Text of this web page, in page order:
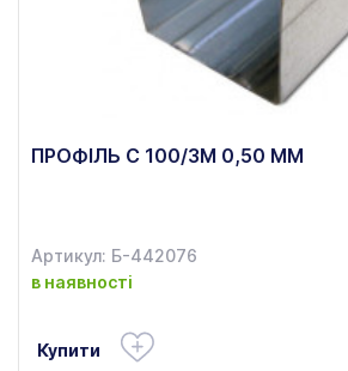
ПРОФІЛЬ C 100/3М 0,50 ММ
Артикул: Б-442076
в наявності
Купити